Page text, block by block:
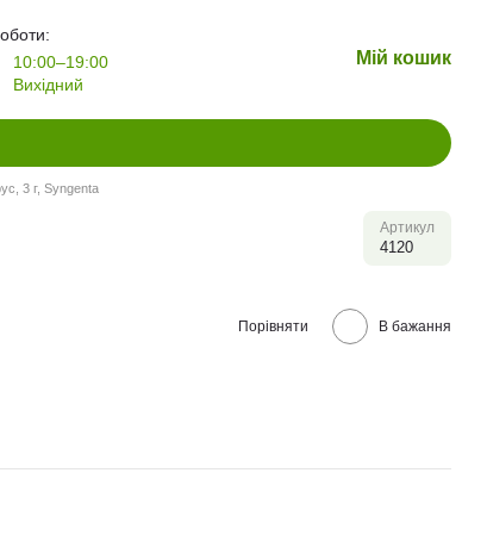
10:00–19:00
Вихідний
Мій кошик
3 г, Syngenta
Артикул
4120
Порівняти В бажання